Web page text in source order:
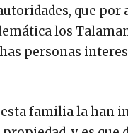
que por
los
personas
esta familia la han